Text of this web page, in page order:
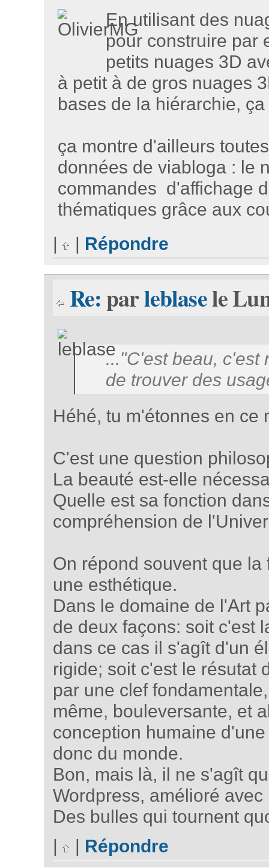
En utilisant des
pour construire par
petits nuages 3D
à petit à de gros nuages
bases de la hiérarchie,
ça montre d'ailleurs
données de viabloga : le
commandes d'affichage
thématiques grâce aux
|
| Répondre
Re:parleblasele
..."C'est beau, c'est
de trouver des
Héhé, tu m'étonnes en ce
C'est une question
La beauté est-elle
Quelle est sa fonction
compréhension de
On répond souvent que
une esthétique.
Dans le domaine de l'Art
de deux façons: soit c'est
dans ce cas il s'agît d'un
rigide; soit c'est le résutat
par une clef
même, bouleversante, et
conception humaine
donc du monde.
Bon, mais là, il ne s'agît
Wordpress, amélioré
Des bulles qui tournent
|
| Répondre